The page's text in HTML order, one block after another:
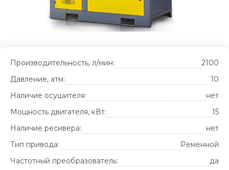
Производительность, л/мин:
2100
Давление, атм:
10
Наличие осушителя:
нет
Мощность двигателя, кВт:
15
Наличие ресивера:
нет
Тип привода:
Ременной
Частотный преобразователь:
да